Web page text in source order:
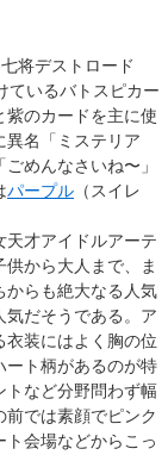
将デストロード
ているバトスピカー
紫のカードを主に使
異名「ミステリア
ごめんなさいね〜」
パープル （スイレ
天才アイドルアーテ
から大人まで、ま
からも絶大なる人気
気だそうである。ア
衣装にはよく胸の位
ート柄があるのが特
トなど分野問わず幅
では素顔でピンク
会場などからこっ